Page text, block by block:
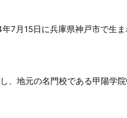
7月15日に兵庫県神戸市で生ま
、地元の名門校である甲陽学